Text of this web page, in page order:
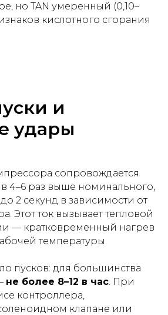
но TAN умеренный (0,10–
кислотного сгорания
и
удары
сопровождается
4–6 раз выше номинального,
2 секунд в зависимости от
Этот ток вызывает тепловой
— кратковременный нагрев
температуры.
пусков: для большинства
не более 8–12 в час. При
контроллера,
клапане или